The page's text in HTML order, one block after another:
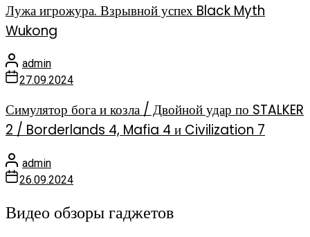
Лужа игрожура. Взрывной успех Black Myth
Wukong
admin
27.09.2024
Симулятор бога и козла / Двойной удар по STALKER
2 / Borderlands 4, Mafia 4 и Civilization 7
admin
26.09.2024
Видео обзоры гаджетов